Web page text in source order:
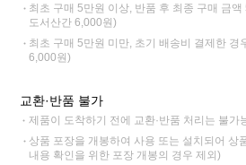
최초 구매 5만원 이상, 반품 후 최종 구매 금
도서산간 6,000원)
최초 구매 5만원 미만, 초기 배송비 결제한 경
6,000원)
교환·반품 불가
제품이 도착하기 전에 교환·반품 처리는 불가
상품 포장을 개봉하여 사용 또는 설치되어 상
내용 확인을 위한 포장 개봉의 경우 제외)